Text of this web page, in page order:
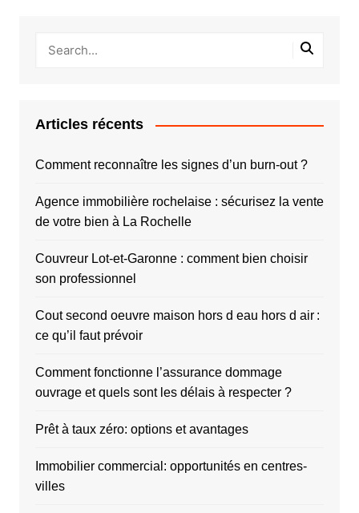
Articles récents
Comment reconnaître les signes d’un burn-out ?
Agence immobilière rochelaise : sécurisez la vente
de votre bien à La Rochelle
Couvreur Lot-et-Garonne : comment bien choisir
son professionnel
Cout second oeuvre maison hors d eau hors d air :
ce qu’il faut prévoir
Comment fonctionne l’assurance dommage
ouvrage et quels sont les délais à respecter ?
Prêt à taux zéro: options et avantages
Immobilier commercial: opportunités en centres-
villes